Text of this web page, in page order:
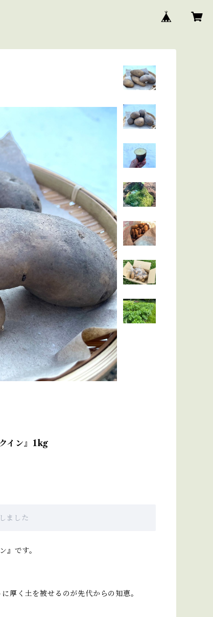
イン』1kg
ました
』です。
厚く土を被せるのが先代からの知恵。